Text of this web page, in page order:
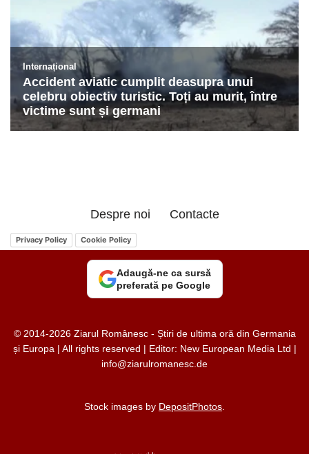
Despre noi Contacte
Privacy Policy Cookie Policy
Adaugă-ne ca sursă
preferată pe Google
© 2014-2026 Ziarul Românesc - Știri de ultima oră din Germania
și Europa | All rights reserved | Editor: New European Media Ltd |
info@ziarulromanesc.de
Stock images by DepositPhotos.